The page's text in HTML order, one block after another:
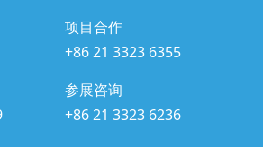
项目合作
+86 21 3323 6355
参展咨询
+86 21 3323 6236